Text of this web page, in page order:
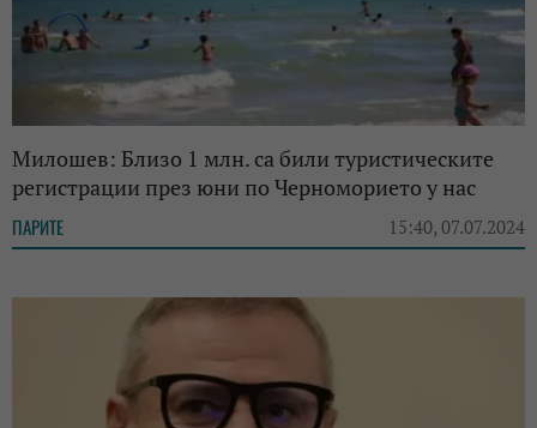
Милошев: Близо 1 млн. са били туристическите
регистрации през юни по Черноморието у нас
ПАРИТЕ 15:40, 07.07.2024